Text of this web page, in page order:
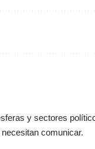
y sectores
comunicar.